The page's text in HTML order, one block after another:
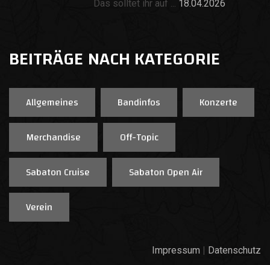
Das solltet ihr auf ... 18.04.2026
BEITRÄGE NACH KATEGORIE
Allgemeines Bandinfos
Konzerte
Merchandise
Off-Topic
Sabaton Cruise
Sabaton Open Air
Verein
Impressum | Datenschutz